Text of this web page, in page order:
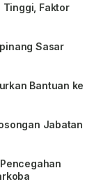
Faktor
Sasar
Bantuan ke
Jabatan